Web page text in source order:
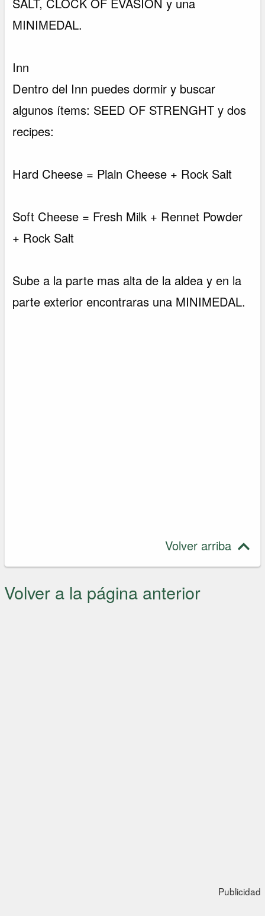
SALT, CLOCK OF EVASION y una
MINIMEDAL.
Inn
Dentro del Inn puedes dormir y buscar
algunos ítems: SEED OF STRENGHT y dos
recipes:
Hard Cheese = Plain Cheese + Rock Salt
Soft Cheese = Fresh Milk + Rennet Powder
+ Rock Salt
Sube a la parte mas alta de la aldea y en la
parte exterior encontraras una MINIMEDAL.
Volver arriba
Volver a la página anterior
Publicidad